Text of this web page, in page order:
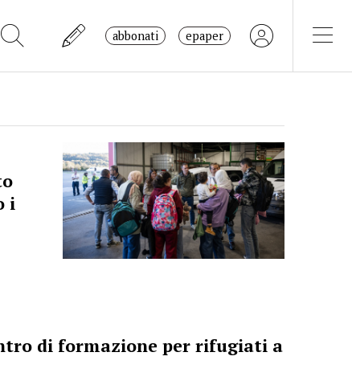
abbonati epaper
i
di formazione per rifugiati a